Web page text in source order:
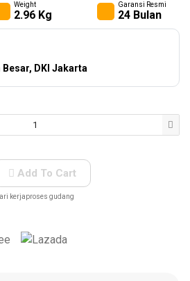
Weight
2.96 Kg
Garansi Resmi
24 Bulan
Besar, DKI Jakarta
Add To Cart
kerjaproses gudang